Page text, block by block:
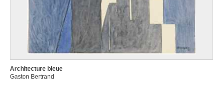
Architecture bleue
Gaston Bertrand